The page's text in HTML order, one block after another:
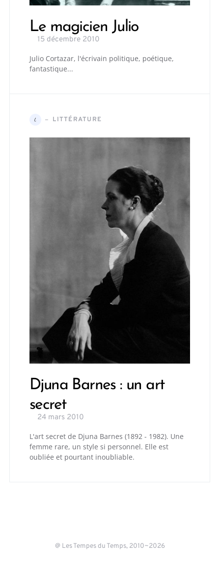
Le magicien Julio
15 décembre 2010
Julio Cortazar, l'écrivain politique, poétique,
fantastique...
L LITTÉRATURE
Djuna Barnes : un art
secret
24 mars 2010
L'art secret de Djuna Barnes (1892 - 1982). Une
femme rare, un style si personnel. Elle est
oubliée et pourtant inoubliable.
@ Les Tempes du Temps, 2010~2026